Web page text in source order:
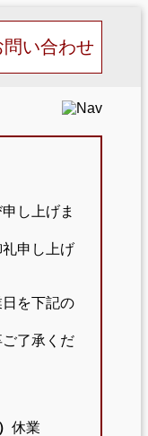
問い合わせ
し上げま
申し上げ
を下記の
了承くだ
休業